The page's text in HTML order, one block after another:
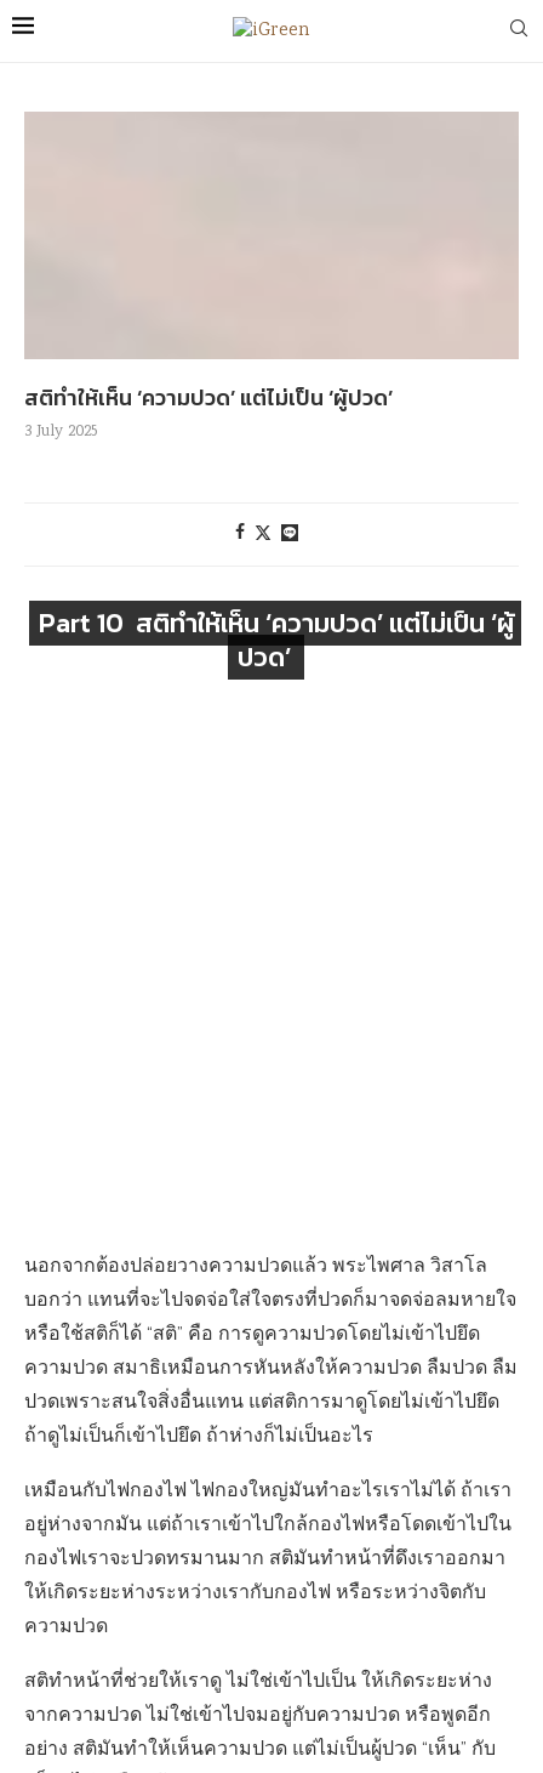
สติทำให้เห็น ‘ความปวด’ แต่ไม่เป็น ‘ผู้ปวด’
3 July 2025
Part 10 สติทำให้เห็น ‘ความปวด’ แต่ไม่เป็น ‘ผู้
ปวด’
นอกจากต้องปล่อยวางความปวดแล้ว พระไพศาล วิสาโล
บอกว่า แทนที่จะไปจดจ่อใส่ใจตรงที่ปวดก็มาจดจ่อลมหายใจ
หรือใช้สติก็ได้ “สติ” คือ การดูความปวดโดยไม่เข้าไปยึด
ความปวด สมาธิเหมือนการหันหลังให้ความปวด ลืมปวด ลืม
ปวดเพราะสนใจสิ่งอื่นแทน แต่สติการมาดูโดยไม่เข้าไปยึด
ถ้าดูไม่เป็นก็เข้าไปยึด ถ้าห่างก็ไม่เป็นอะไร
เหมือนกับไฟกองไฟ ไฟกองใหญ่มันทำอะไรเราไม่ได้ ถ้าเรา
อยู่ห่างจากมัน แต่ถ้าเราเข้าไปใกล้กองไฟหรือโดดเข้าไปใน
กองไฟเราจะปวดทรมานมาก สติมันทำหน้าที่ดึงเราออกมา
ให้เกิดระยะห่างระหว่างเรากับกองไฟ หรือระหว่างจิตกับ
ความปวด
สติทำหน้าที่ช่วยให้เราดู ไม่ใช่เข้าไปเป็น ให้เกิดระยะห่าง
จากความปวด ไม่ใช่เข้าไปจมอยู่กับความปวด หรือพูดอีก
อย่าง สติมันทำให้เห็นความปวด แต่ไม่เป็นผู้ปวด “เห็น” กับ